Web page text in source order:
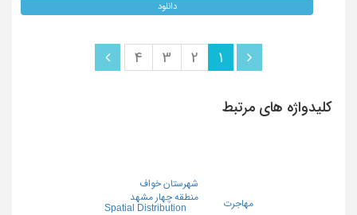
دانلود
1
2
3
4
کلیدواژه های مرتبط
Spatial Distribution
منطقه چهار مشهد
شهرستان خواف
مهاجرت